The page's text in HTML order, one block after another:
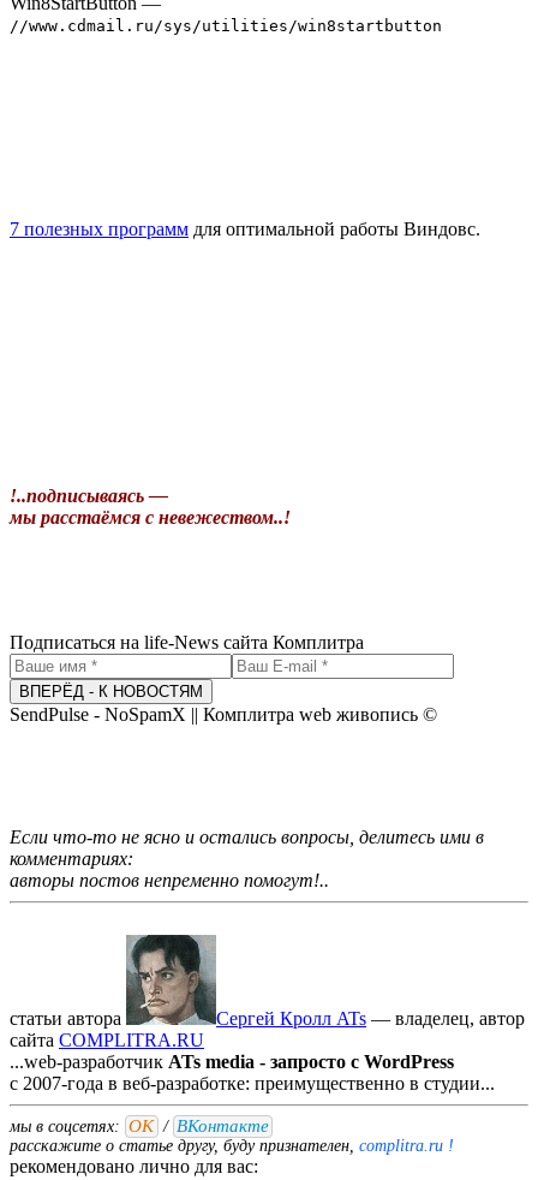
//www.cdmail.ru/sys/utilities/win8startbutton
7 полезных программ для оптимальной работы Виндовс.
!..подписываясь —
мы расстаёмся с невежеством..!
Подписаться на life-News сайта Комплитра
ВПЕРЁД - К НОВОСТЯМ
SendPulse - NoSpamX || Комплитра web живопись ©
Если что-то не ясно и остались вопросы, делитесь ими в
комментариях:
авторы постов непременно помогут!..
статьи автора Сергей Кролл ATs — владелец, автор
cайта COMPLITRA.RU
...web-разработчик ATs media - запросто с WordPress
с 2007-года в веб-разработке: преимущественно в студии...
мы в соцсетях: ОК / ВКонтакте
расскажите о статье другу, буду признателен, complitra.ru !
рекомендовано лично для вас: